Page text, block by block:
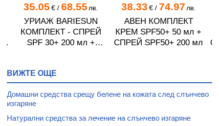
35.05 €/ 68.55 лв.
УРИАЖ BARIESUN
КОМПЛЕКТ - СПРЕЙ
SPF 30+ 200 мл +
ЛОСИОН SPF 50 + 100
мл.
38.33 €/ 74.97 лв.
АВЕН КОМПЛЕКТ
КРЕМ SPF50+ 50 мл +
СПРЕЙ SPF50+ 200 мл
ВИЖТЕ ОЩЕ
Домашни средства срещу белене на кожата след слънчево
изгаряне
Натурални средства за лечение на слънчево изгаряне